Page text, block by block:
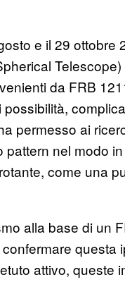
e il 29 ottobre
da FRB
permesso ai
nel modo
come una
alla base di un
questa
attivo, queste